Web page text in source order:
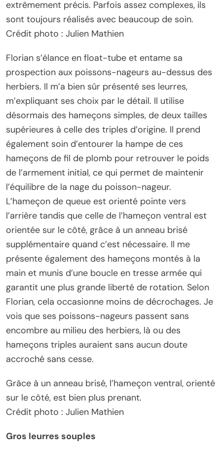
extrêmement précis. Parfois assez complexes, ils
sont toujours réalisés avec beaucoup de soin.
Crédit photo : Julien Mathien
Florian s’élance en float-tube et entame sa
prospection aux poissons-nageurs au-dessus des
herbiers. Il m’a bien sûr présenté ses leurres,
m’expliquant ses choix par le détail. Il utilise
désormais des hameçons simples, de deux tailles
supérieures à celle des triples d’origine. Il prend
également soin d’entourer la hampe de ces
hameçons de fil de plomb pour retrouver le poids
de l’armement initial, ce qui permet de maintenir
l’équilibre de la nage du poisson-nageur.
L’hameçon de queue est orienté pointe vers
l’arrière tandis que celle de l’hameçon ventral est
orientée sur le côté, grâce à un anneau brisé
supplémentaire quand c’est nécessaire. Il me
présente également des hameçons montés à la
main et munis d’une boucle en tresse armée qui
garantit une plus grande liberté de rotation. Selon
Florian, cela occasionne moins de décrochages. Je
vois que ses poissons-nageurs passent sans
encombre au milieu des herbiers, là ou des
hameçons triples auraient sans aucun doute
accroché sans cesse.
Grâce à un anneau brisé, l’hameçon ventral, orienté
sur le côté, est bien plus prenant.
Crédit photo : Julien Mathien
Gros leurres souples